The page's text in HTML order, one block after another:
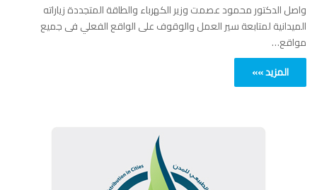
واصل الدكتور محمود عصمت وزير الكهرباء والطاقة المتجددة زياراته
الميدانية لمتابعة سير العمل والوقوف على الواقع الفعلي فى جميع
مواقع…
المزيد »»